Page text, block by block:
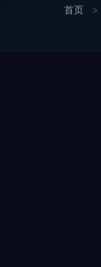
首页 >